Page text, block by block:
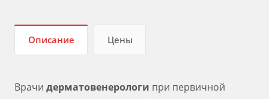
Описание Цены
Врачи дерматовенерологи при первичной